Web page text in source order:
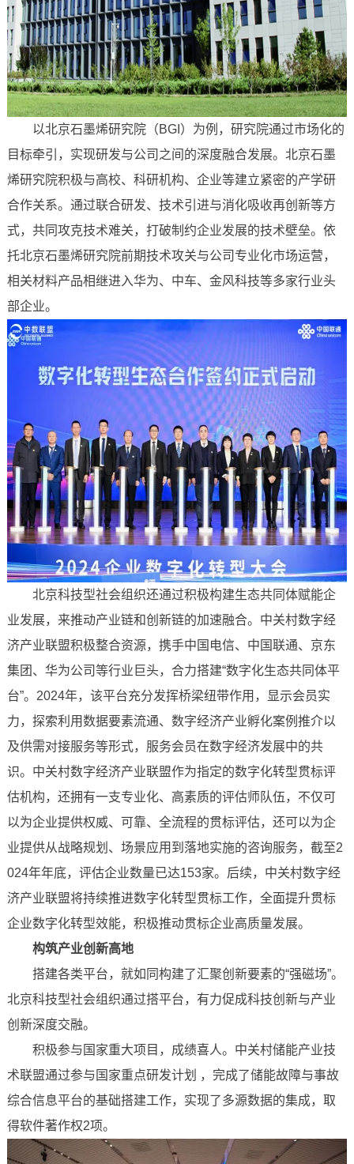
以北京石墨烯研究院（BGI）为例，研究院通过市场化的
目标牵引，实现研发与公司之间的深度融合发展。北京石墨
烯研究院积极与高校、科研机构、企业等建立紧密的产学研
合作关系。通过联合研发、技术引进与消化吸收再创新等方
式，共同攻克技术难关，打破制约企业发展的技术壁垒。依
托北京石墨烯研究院前期技术攻关与公司专业化市场运营，
相关材料产品相继进入华为、中车、金风科技等多家行业头
部企业。
北京科技型社会组织还通过积极构建生态共同体赋能企
业发展，来推动产业链和创新链的加速融合。中关村数字经
济产业联盟积极整合资源，携手中国电信、中国联通、京东
集团、华为公司等行业巨头，合力搭建“数字化生态共同体平
台”。2024年，该平台充分发挥桥梁纽带作用，显示会员实
力，探索利用数据要素流通、数字经济产业孵化案例推介以
及供需对接服务等形式，服务会员在数字经济发展中的共
识。中关村数字经济产业联盟作为指定的数字化转型贯标评
估机构，还拥有一支专业化、高素质的评估师队伍，不仅可
以为企业提供权威、可靠、全流程的贯标评估，还可以为企
业提供从战略规划、场景应用到落地实施的咨询服务，截至2
024年年底，评估企业数量已达153家。后续，中关村数字经
济产业联盟将持续推进数字化转型贯标工作，全面提升贯标
企业数字化转型效能，积极推动贯标企业高质量发展。
构筑产业创新高地
搭建各类平台，就如同构建了汇聚创新要素的“强磁场”。
北京科技型社会组织通过搭平台，有力促成科技创新与产业
创新深度交融。
积极参与国家重大项目，成绩喜人。中关村储能产业技
术联盟通过参与国家重点研发计划 ，完成了储能故障与事故
综合信息平台的基础搭建工作，实现了多源数据的集成，取
得软件著作权2项。